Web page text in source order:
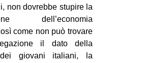
non dovrebbe stupire la
dell’economia
come non può trovare
il dato della
giovani italiani, la